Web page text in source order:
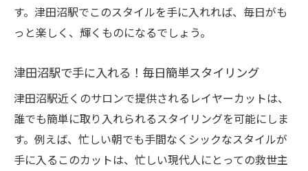
す。津田沼駅でこのスタイルを手に入れれば、毎日がも
っと楽しく、輝くものになるでしょう。
津田沼駅で手に入れる！毎日簡単スタイリング
津田沼駅近くのサロンで提供されるレイヤーカットは、
誰でも簡単に取り入れられるスタイリングを可能にしま
す。例えば、忙しい朝でも手間なくシックなスタイルが
手に入るこのカットは、忙しい現代人にとっての救世主